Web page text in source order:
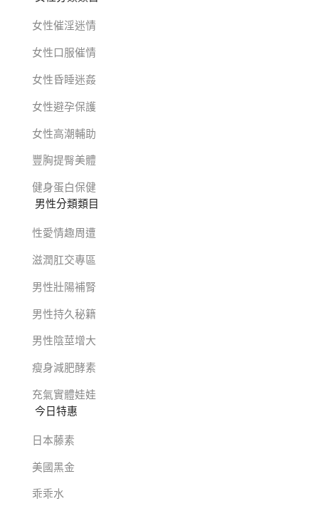
女性催淫迷情
女性口服催情
女性昏睡迷姦
女性避孕保護
女性高潮輔助
豐胸提臀美體
健身蛋白保健
男性分類類目
性愛情趣周遭
滋潤肛交專區
男性壯陽補腎
男性持久秘籍
男性陰莖增大
瘦身減肥酵素
充氣實體娃娃
今日特惠
日本藤素
美國黑金
乖乖水